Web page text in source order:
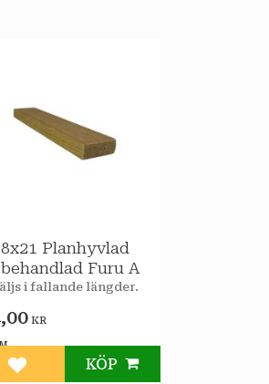
8x21 Planhyvlad
Furu A
i fallande längder.
KR
Lägg till i favoriter
KÖP